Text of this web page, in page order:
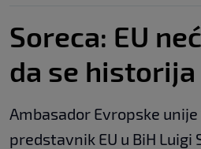
Soreca: EU
da se
Ambasador Evropske
predstavnik EU u BiH Luigi